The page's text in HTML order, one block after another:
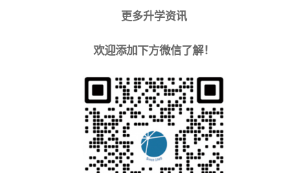
更多升学资讯
欢迎添加下方微信了解！